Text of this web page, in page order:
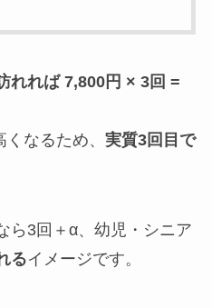
れれば 7,800円 × 3回 =
なるため、 実質3回目で
ら3回＋α、幼児・シニア
るイメージです。